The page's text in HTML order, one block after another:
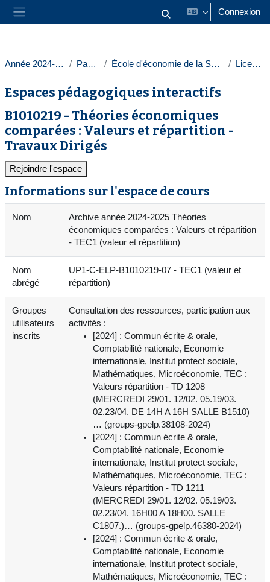
Passer au contenu principal
Panneau latéral Activer/désactiver la saisie
Connexion
Année 2024-2025 Paris 1 École d'économie de la Sorbonne Licences
Espaces pédagogiques interactifs
B1010219 - Théories économiques
comparées : Valeurs et répartition -
Travaux Dirigés
Rejoindre l'espace
Informations sur l'espace de cours
Nom
Archive année 2024-2025 Théories
économiques comparées : Valeurs et répartition
- TEC1 (valeur et répartition)
Nom
abrégé
UP1-C-ELP-B1010219-07 - TEC1 (valeur et
répartition)
Groupes
utilisateurs
inscrits
Consultation des ressources, participation aux
activités :
[2024] : Commun écrite & orale,
Comptabilité nationale, Economie
internationale, Institut protect sociale,
Mathématiques, Microéconomie, TEC :
Valeurs répartition - TD 1208
(MERCREDI 29/01. 12/02. 05.19/03.
02.23/04. DE 14H A 16H SALLE B1510)
… (groups-gpelp.38108-2024)
[2024] : Commun écrite & orale,
Comptabilité nationale, Economie
internationale, Institut protect sociale,
Mathématiques, Microéconomie, TEC :
Valeurs répartition - TD 1211
(MERCREDI 29/01. 12/02. 05.19/03.
02.23/04. 16H00 A 18H00. SALLE
C1807.)… (groups-gpelp.46380-2024)
[2024] : Commun écrite & orale,
Comptabilité nationale, Economie
internationale, Institut protect sociale,
Mathématiques, Microéconomie, TEC :